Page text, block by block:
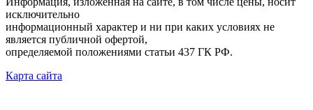
исключительно
информационный характер и ни при каких условиях не
является публичной офертой,
определяемой положениями статьи 437 ГК РФ.
Карта сайта